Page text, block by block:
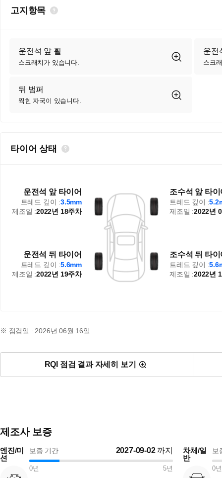
고지항목
운전석 앞 휠
스크래치가 있습니다.
운전
스크
뒤 범퍼
찍힌 자국이 있습니다.
타이어 상태
운전석 앞 타이어
트레드 깊이 :3.5mm
제조일 :2022년 18주차
운전석 뒤 타이어
트레드 깊이 :5.6mm
제조일 :2022년 19주차
조수석 뒤 타이
트레드 깊이 :
제조일 :2022년
조수석 앞 타이
트레드 깊이 :
제조일 :2022년
※ 점검일 : 2026년 06월 16일
RQI 점검 결과 자세히 보기
제조사 보증
엔진/미
션
보증 기간 2027-09-02 까지
0년 5년
차체/일
반
보
0년